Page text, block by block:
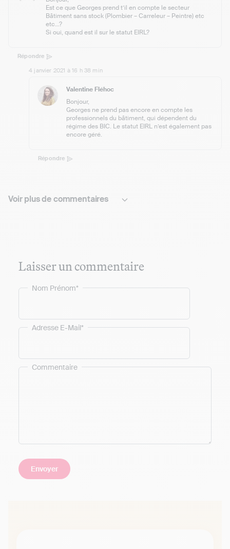
Est ce que Georges prend t’il en compte le secteur
Bâtiment sans stock (Plombier – Carreleur – Peintre) etc
etc…?
Si oui, quand est il sur le statut EIRL?
Répondre
4 janvier 2021 à 16 h 38 min
Valentine Fléhoc
Bonjour,
Georges ne prend pas encore en compte les
professionnels du bâtiment, qui dépendent du
régime des BIC. Le statut EIRL n’est également pas
encore géré.
Répondre
Voir plus de commentaires
Laisser un commentaire
Commentaire
Nom Prénom*
Adresse E-Mail*